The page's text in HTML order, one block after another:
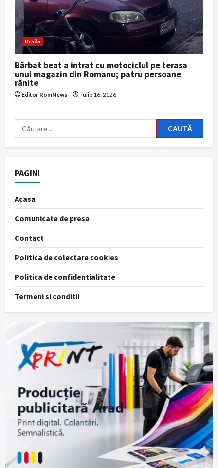
Braila
Bărbat beat a intrat cu motociclul pe terasa
unui magazin din Romanu; patru persoane
rănite
Editor RomNews iulie 16, 2026
Caută
după:
PAGINI
Acasa
Comunicate de presa
Contact
Politica de colectare cookies
Politica de confidentialitate
Termeni si conditii